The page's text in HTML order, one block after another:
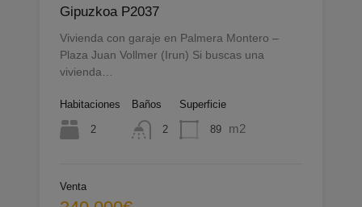
Gipuzkoa P2037
Vivienda con garaje en Palmera Montero –
Plaza Juan Vollmer (Irun) Si buscas una
vivienda…
Habitaciones
2
Baños
2
Superficie
89 m2
Venta